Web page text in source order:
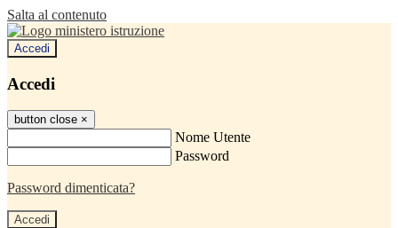
Salta al contenuto
Accedi
Accedi
button close ×
Nome Utente
Password
Password dimenticata?